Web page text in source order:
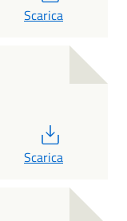
Scarica
Scarica